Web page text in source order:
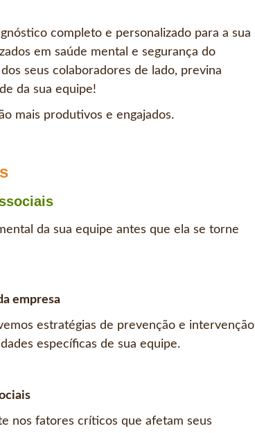
completo e personalizado para a sua
em saúde mental e segurança do
seus colaboradores de lado, previna
da sua equipe!
mais produtivos e engajados.
da sua equipe antes que ela se torne
empresa
estratégias de prevenção e intervenção
específicas de sua equipe.
nos fatores críticos que afetam seus